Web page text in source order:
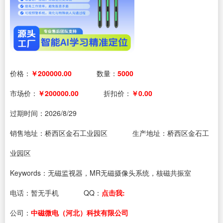
价格： ￥200000.00 数量： 5000
市场价： ￥200000.00 折扣价： ￥0.00
过期时间： 2026/8/29
销售地址：桥西区金石工业园区
生产地址：桥西区金石工
业园区
Keywords：无磁监视器，MR无磁摄像头系统，核磁共振室
电话： 暂无手机 QQ： 点击我:
公司： 中磁微电（河北）科技有限公司